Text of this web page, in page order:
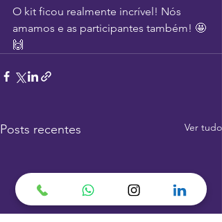
O kit ficou realmente incrível! Nós
amamos e as participantes também! 🤩
🙌
Posts recentes Ver tudo